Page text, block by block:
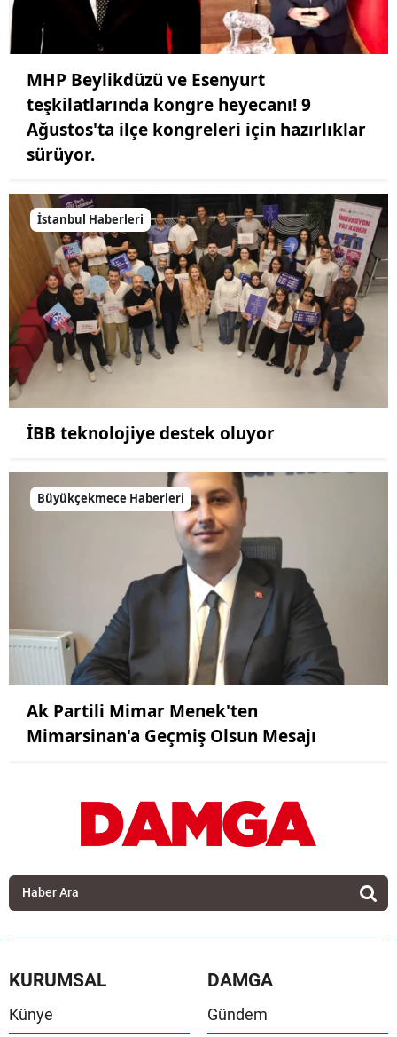
MHP Beylikdüzü ve Esenyurt
teşkilatlarında kongre heyecanı! 9
Ağustos'ta ilçe kongreleri için hazırlıklar
sürüyor.
İstanbul Haberleri
İBB teknolojiye destek oluyor
Büyükçekmece Haberleri
Ak Partili Mimar Menek'ten
Mimarsinan'a Geçmiş Olsun Mesajı
KURUMSAL
Künye
DAMGA
Gündem